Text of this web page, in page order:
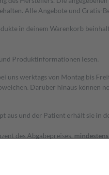
Alle Angebote und Gratis-
in deinem Warenkorb
Produktinformationen lesen.
uns werktags von Montag bis
Darüber hinaus
aus und der Patient erhält sie
des Abgabepreises, mindestens